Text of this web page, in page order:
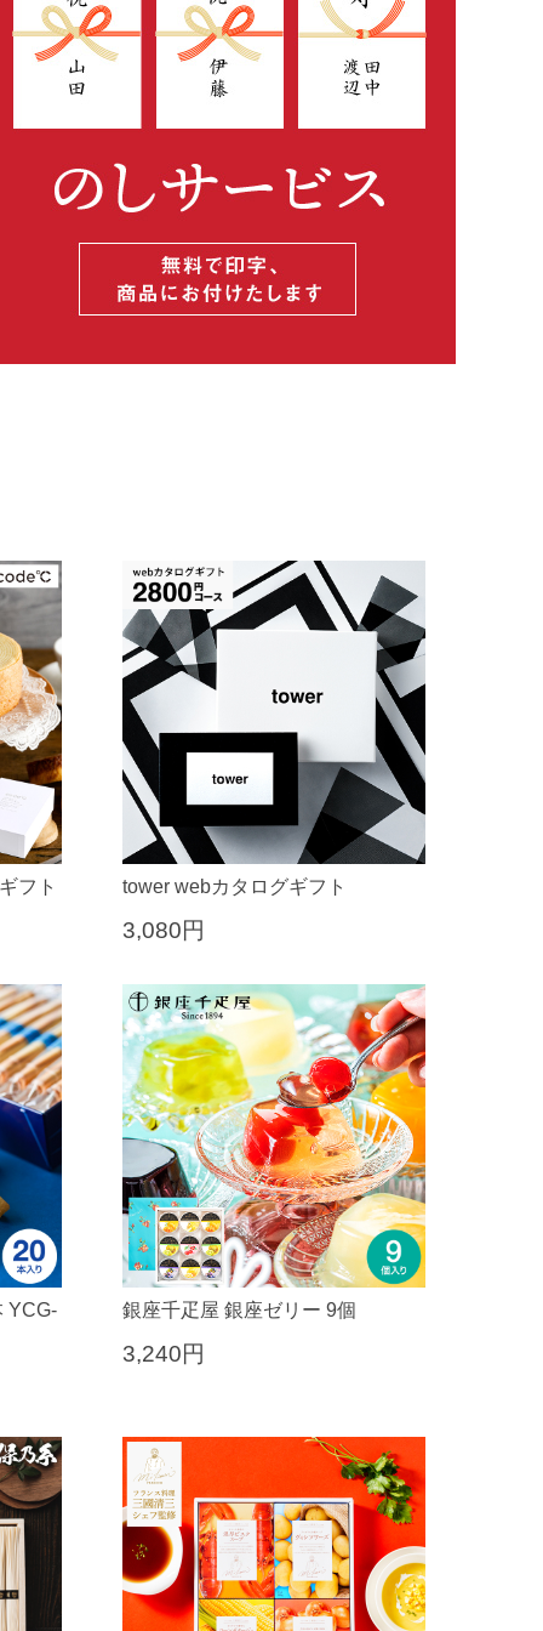
フト tower webカタログギフト
3,080円
YCG- 銀座千疋屋 銀座ゼリー 9個
3,240円